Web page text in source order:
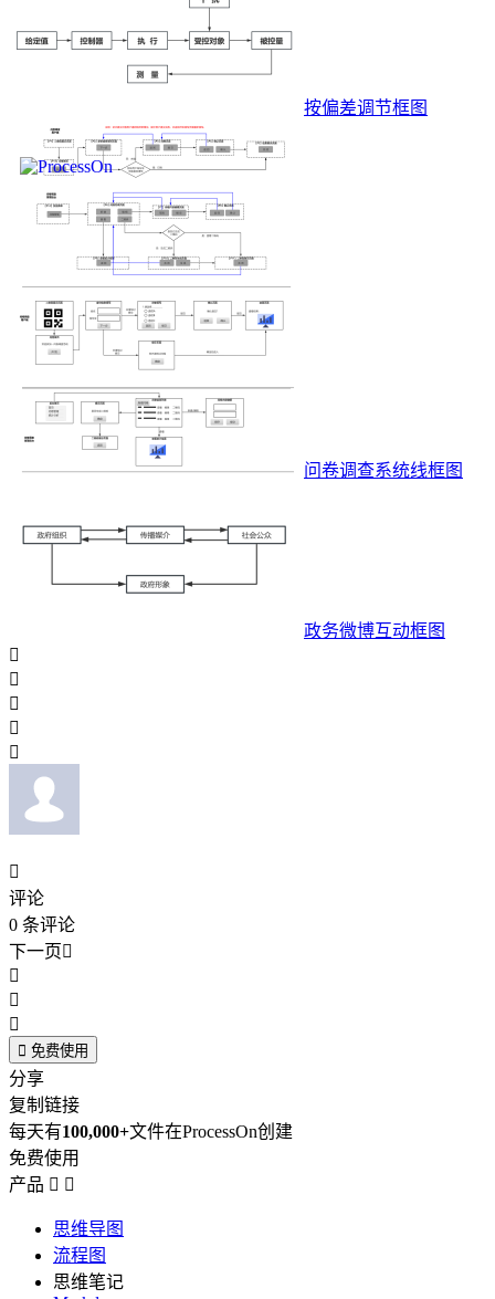
按偏差调节框图
问卷调查系统线框图
政务微博互动框图






评论
0 条评论
下一页



 免费使用
分享
复制链接
每天有100,000+文件在ProcessOn创建
免费使用
产品  
思维导图
流程图
思维笔记